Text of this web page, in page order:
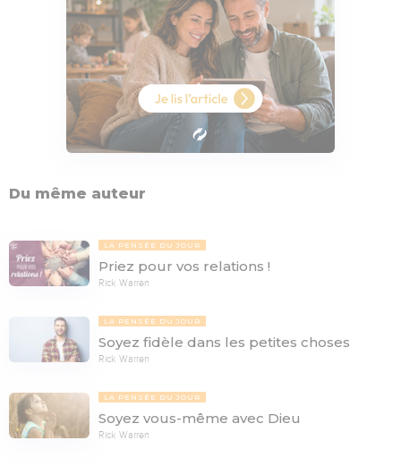
Du même auteur
LA PENSÉE DU JOUR
Priez pour vos relations !
Rick Warren
LA PENSÉE DU JOUR
Soyez fidèle dans les petites choses
Rick Warren
LA PENSÉE DU JOUR
Soyez vous-même avec Dieu
Rick Warren